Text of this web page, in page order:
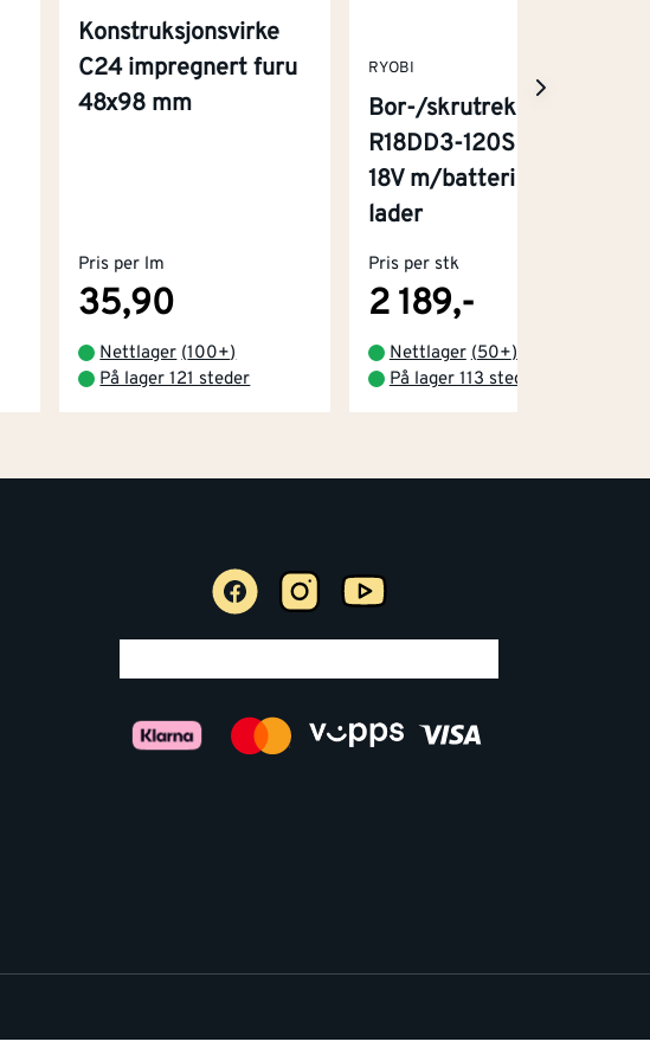
Konstruksjonsvirke
C24 impregnert furu
48x98 mm
Pris per lm
35,90
Nettlager (100+)
På lager 121 steder
RYOBI
Bor-/skrutrekker
R18DD3-120S One+
18V m/batteri og
lader
Pris per stk
2 189,-
Nettlager (50+)
På lager 113 steder